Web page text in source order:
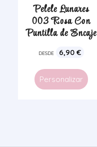
Pelele Lunares
003 Rosa Con
Puntilla de Encaje
DESDE 6,90 €
Personalizar